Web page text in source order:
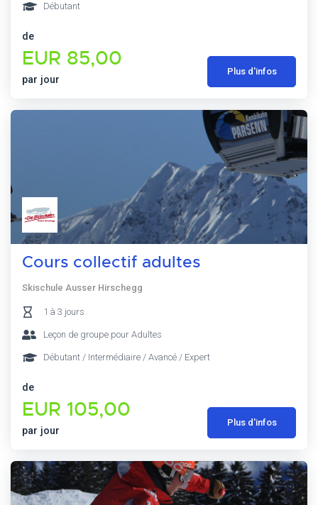
Débutant
de
EUR 85,00
par jour
Plus d'infos
Cours collectif adultes
Skischule Ausser Hirschegg
1 à 3 jours
Leçon de groupe pour Adultes
Débutant / Intermédiaire / Avancé / Expert
de
EUR 105,00
par jour
Plus d'infos